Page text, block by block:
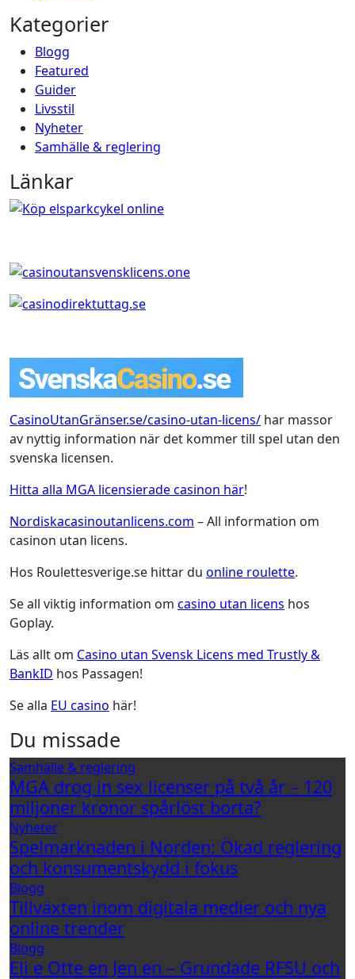
Kategorier
Blogg
Featured
Guider
Livsstil
Nyheter
Samhälle & reglering
Länkar
CasinoUtanGränser.se/casino-utan-licens/ har massor
av nyttig information när det kommer till spel utan den
svenska licensen.
Hitta alla MGA licensierade casinon här!
Nordiskacasinoutanlicens.com – All information om
casinon utan licens.
Hos Roulettesverige.se hittar du online roulette.
Se all viktig information om casino utan licens hos
Goplay.
Läs allt om Casino utan Svensk Licens med Trustly &
BankID hos Passagen!
Se alla EU casino här!
Du missade
Samhälle & reglering
MGA drog in sex licenser på två år – 120
miljoner kronor spårlöst borta?
Nyheter
Spelmarknaden i Norden: Ökad reglering
och konsumentskydd i fokus
Blogg
Tillväxten inom digitala medier och nya
online trender
Blogg
Eli e Otte en Jen en – Grundade RFSU och